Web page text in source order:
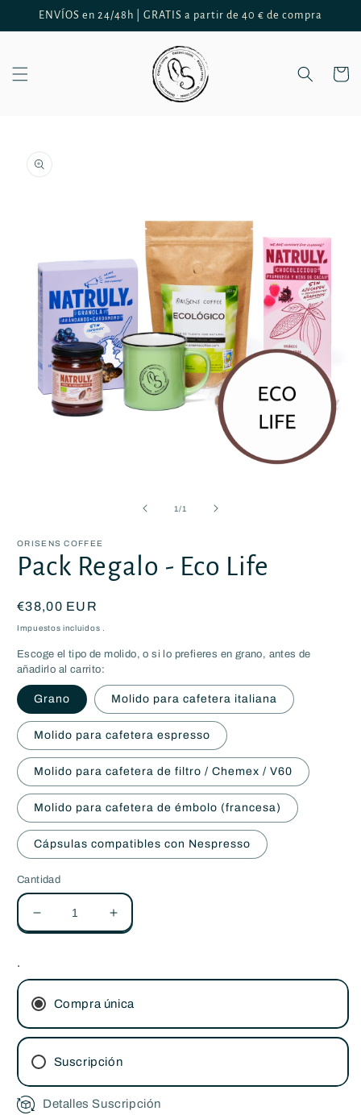
directamente
al contenido
ENVÍOS en 24/48h | GRATIS a partir de 40 € de compra
Carrito
a la
información
una
ventana
modal
1/de1
ORISENS COFFEE
Pack Regalo - Eco Life
Precio
habitual
€38,00 EUR
Impuestos incluidos .
Escoge el tipo de molido, o si lo prefieres en grano, antes de
añadirlo al carrito:
Grano Molido para cafetera italiana
Molido para cafetera espresso
Molido para cafetera de filtro / Chemex / V60
Molido para cafetera de émbolo (francesa)
Cápsulas compatibles con Nespresso
Cantidad
Reducir
cantidad
-
Life
Aumentar
cantidad
-
Life
.
Compra única
Suscripción
Suscripción bimestral
Detalles Suscripción